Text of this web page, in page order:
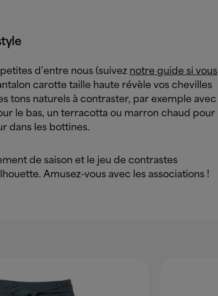
d’entre nous (suivez notre guide si vous
carotte taille haute révèle vos chevilles
tons naturels à contraster, par exemple avec
le bas, un terracotta ou marron chaud pour
dans les bottines.
de saison et le jeu de contrastes
Amusez-vous avec les associations !